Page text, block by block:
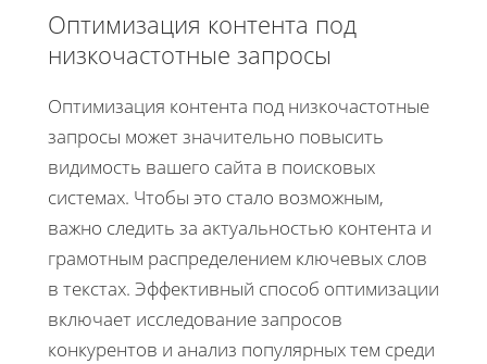
Оптимизация контента под
низкочастотные запросы
Оптимизация контента под низкочастотные
запросы может значительно повысить
видимость вашего сайта в поисковых
системах. Чтобы это стало возможным,
важно следить за актуальностью контента и
грамотным распределением ключевых слов
в текстах. Эффективный способ оптимизации
включает исследование запросов
конкурентов и анализ популярных тем среди